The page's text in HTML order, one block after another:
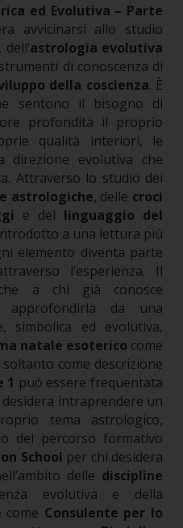
ed Evolutiva – Parte
avvicinarsi allo studio
, dell’astrologia evolutiva
di conoscenza di
della coscienza. È
sentono il bisogno di
profondità il proprio
qualità interiori, le
direzione evolutiva che
Attraverso lo studio dei
astrologiche, delle croci
e del linguaggio del
a una lettura più
elemento diventa parte
l’esperienza. Il
a chi già conosce
approfondirla da una
simbolica ed evolutiva,
natale esoterico come
come descrizione
1 può essere frequentata
intraprendere un
tema astrologico,
del percorso formativo
School per chi desidera
delle discipline
evolutiva e della
Consulente per lo